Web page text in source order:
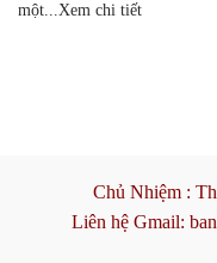
một...Xem chi tiết
Chủ Nhiệm :
Liên hệ Gmail: